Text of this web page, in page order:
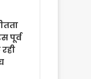
पूर्व